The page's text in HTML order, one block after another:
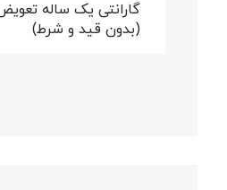
گارانتی یک ساله
(بدون قید و شرط)